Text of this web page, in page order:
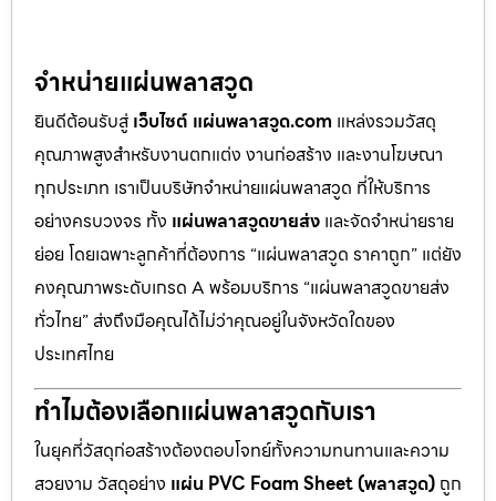
จำหน่ายแผ่นพลาสวูด
ยินดีต้อนรับสู่ เว็บไซต์ แผ่นพลาสวูด.com แหล่งรวมวัสดุ
คุณภาพสูงสำหรับงานตกแต่ง งานก่อสร้าง และงานโฆษณา
ทุกประเภท เราเป็นบริษัทจำหน่ายแผ่นพลาสวูด ที่ให้บริการ
อย่างครบวงจร ทั้ง แผ่นพลาสวูดขายส่ง และจัดจำหน่ายราย
ย่อย โดยเฉพาะลูกค้าที่ต้องการ “แผ่นพลาสวูด ราคาถูก” แต่ยัง
คงคุณภาพระดับเกรด A พร้อมบริการ “แผ่นพลาสวูดขายส่ง
ทั่วไทย” ส่งถึงมือคุณได้ไม่ว่าคุณอยู่ในจังหวัดใดของ
ประเทศไทย
ทำไมต้องเลือกแผ่นพลาสวูดกับเรา
ในยุคที่วัสดุก่อสร้างต้องตอบโจทย์ทั้งความทนทานและความ
สวยงาม วัสดุอย่าง แผ่น PVC Foam Sheet (พลาสวูด) ถูก